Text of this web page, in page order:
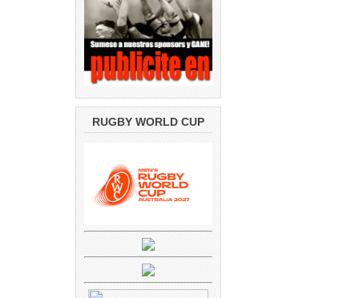
RUGBY WORLD CUP